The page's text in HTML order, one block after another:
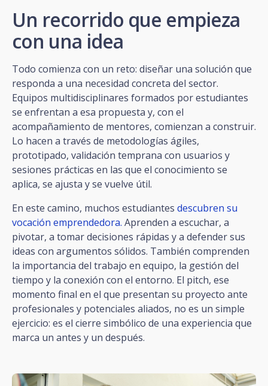
Un recorrido que empieza
con una idea
Todo comienza con un reto: diseñar una solución que
responda a una necesidad concreta del sector.
Equipos multidisciplinares formados por estudiantes
se enfrentan a esa propuesta y, con el
acompañamiento de mentores, comienzan a construir.
Lo hacen a través de metodologías ágiles,
prototipado, validación temprana con usuarios y
sesiones prácticas en las que el conocimiento se
aplica, se ajusta y se vuelve útil.
En este camino, muchos estudiantes descubren su
vocación emprendedora. Aprenden a escuchar, a
pivotar, a tomar decisiones rápidas y a defender sus
ideas con argumentos sólidos. También comprenden
la importancia del trabajo en equipo, la gestión del
tiempo y la conexión con el entorno. El pitch, ese
momento final en el que presentan su proyecto ante
profesionales y potenciales aliados, no es un simple
ejercicio: es el cierre simbólico de una experiencia que
marca un antes y un después.